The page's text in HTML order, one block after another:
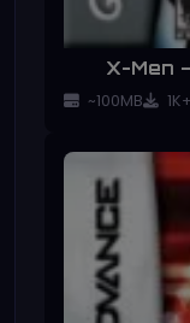
X-Men
~100MB 1K+